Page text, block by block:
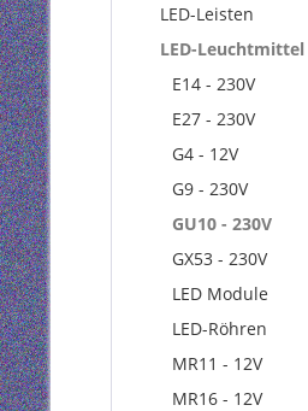
LED-Leisten
LED-Leuchtmittel
E14 - 230V
E27 - 230V
G4 - 12V
G9 - 230V
GU10 - 230V
GX53 - 230V
LED Module
LED-Röhren
MR11 - 12V
MR16 - 12V